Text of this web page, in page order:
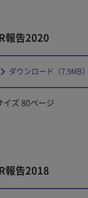
報告2020
ダウンロード （7.9MB
イズ 80ページ
報告2018